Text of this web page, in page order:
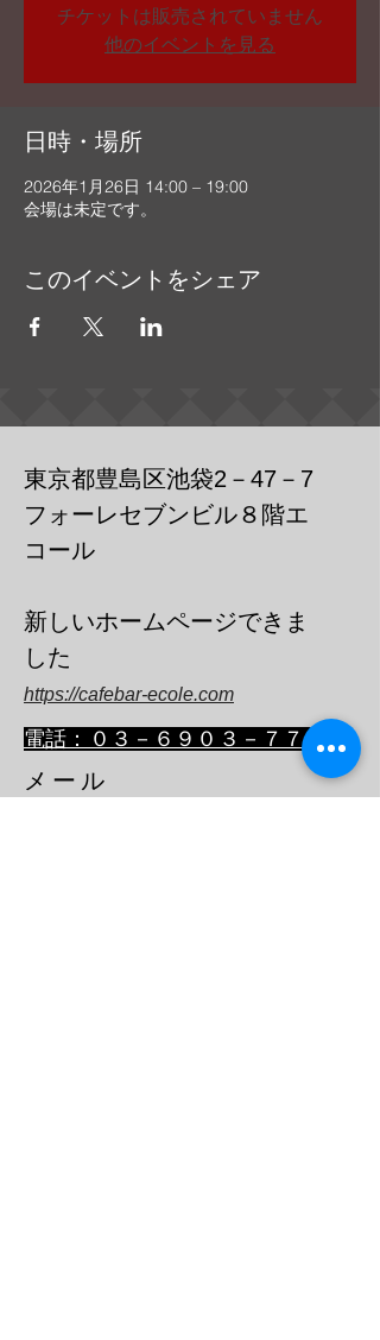
チケットは販売されていません
他のイベントを見る
日時・場所
2026年1月26日 14:00 – 19:00
会場は未定です。
このイベントをシェア
東京都豊島区池袋2－47－7
フォーレセブンビル８階エ
コール
​新しいホームページできま
した
https://cafebar-ecole.com
​電話：０３－６９０３－７７３６
メール